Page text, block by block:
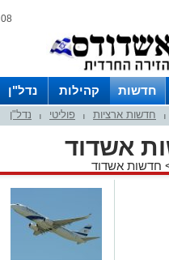
08 אוגוסט 2026 / 00:31
חדשות קהילות נדל"ן
חדשות ארציות פוליטי נדל"ן
אשדוד
חדשות אשדוד